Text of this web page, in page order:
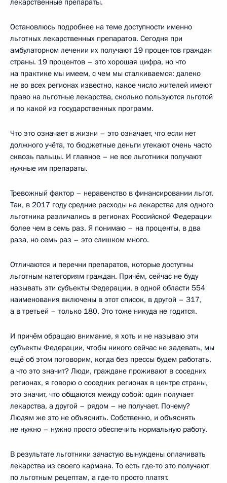
Остановлюсь подробнее на теме доступности именно
льготных лекарственных препаратов. Сегодня при
амбулаторном лечении их получают 19 процентов граждан
страны. 19 процентов – это хорошая цифра, но что
на практике мы имеем, с чем мы сталкиваемся: далеко
не во всех регионах известно, какое число жителей имеют
право на льготные лекарства, сколько пользуются льготой
и по какой из государственных программ.
Что это означает в жизни – это означает, что если нет
должного учёта, то бюджетные деньги утекают очень часто
сквозь пальцы. И главное – не все льготники получают
нужные им препараты.
Тревожный фактор – неравенство в финансировании льгот.
Так, в 2017 году средние расходы на лекарства для одного
льготника различались в регионах Российской Федерации
более чем в семь раз. Я понимаю – на проценты, в два
раза, но семь раз – это слишком много.
Отличаются и перечни препаратов, которые доступны
льготным категориям граждан. Причём, сейчас не буду
называть эти субъекты Федерации, в одной области 554
наименования включены в этот список, в другой – 317,
а в третьей – только 180. Это тоже никуда не годится.
И причём обращаю внимание, я хоть и не называю эти
субъекты Федерации, чтобы никого сейчас не задевать, мы
ещё об этом поговорим, когда без прессы будем работать,
а что это значит? Люди, граждане проживают в соседних
регионах, я говорю о соседних регионах в центре страны,
это значит, что общаются между собой: один получает
лекарства, а другой – рядом – не получает. Почему?
Людям же это не объяснить. Собственно, и объяснять
не нужно – нужно просто обеспечить нормальную работу.
В результате льготники зачастую вынуждены оплачивать
лекарства из своего кармана. То есть где-то это получают
по льготным рецептам, а где-то просто платят.